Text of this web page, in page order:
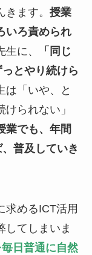
ます。 授業
いろ責められ
に、
「同じ
とやり続けら
は「いや、と
られない」
業でも、年間
普及していき
求めるICT活用
してしまいま
日普通に自然